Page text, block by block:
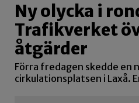
Ny olycka i
Trafikverket
åtgärder
Förra fredagen skedde en
cirkulationsplatsen i Laxå.